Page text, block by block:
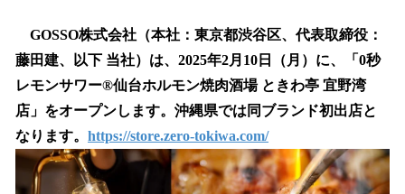
！
数
を
読
み
込
み
中
で
GOSSO株式会社（本社：東京都渋谷区、代表取締役：
藤田建、以下 当社）は、2025年2月10日（月）に、「0秒
レモンサワー®仙台ホルモン焼肉酒場 ときわ亭 宜野湾
店」をオープンします。沖縄県では同ブランド初出店と
なります。 https://store.zero-tokiwa.com/